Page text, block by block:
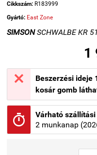
Cikkszám: R183999
Gyártó: East Zone
SIMSONSCHWALBE KR
1

Beszerzési ideje
kosár gomb

Várható szállítási
2 munkanap